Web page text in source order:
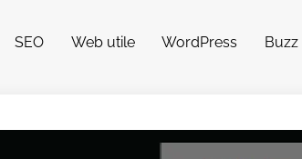
SEO Web utile WordPress Buzz